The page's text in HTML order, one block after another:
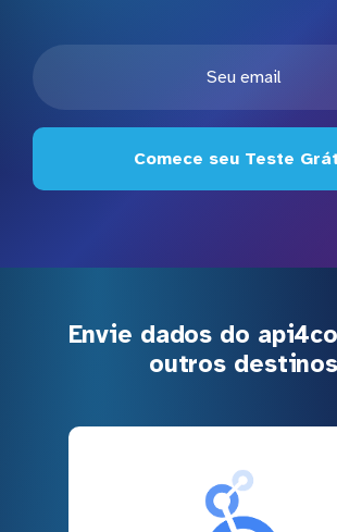
Comece seu Teste
Envie dados do
outros destinos